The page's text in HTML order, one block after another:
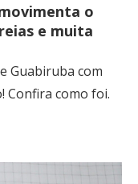
o
e muita
Guabiruba com
Confira como foi.